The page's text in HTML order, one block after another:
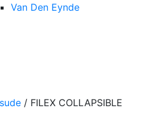
Van Den Eynde
/ FILEX COLLAPSIBLE